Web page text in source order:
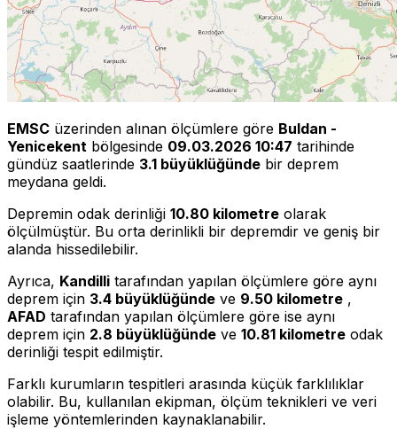
EMSC üzerinden alınan ölçümlere göre Buldan -
Yenicekent bölgesinde 09.03.2026 10:47 tarihinde
gündüz saatlerinde 3.1 büyüklüğünde bir deprem
meydana geldi.
Depremin odak derinliği 10.80 kilometre olarak
ölçülmüştür. Bu orta derinlikli bir depremdir ve geniş bir
alanda hissedilebilir.
Ayrıca, Kandilli tarafından yapılan ölçümlere göre aynı
deprem için 3.4 büyüklüğünde ve 9.50 kilometre ,
AFAD tarafından yapılan ölçümlere göre ise aynı
deprem için 2.8 büyüklüğünde ve 10.81 kilometre odak
derinliği tespit edilmiştir.
Farklı kurumların tespitleri arasında küçük farklılıklar
olabilir. Bu, kullanılan ekipman, ölçüm teknikleri ve veri
işleme yöntemlerinden kaynaklanabilir.